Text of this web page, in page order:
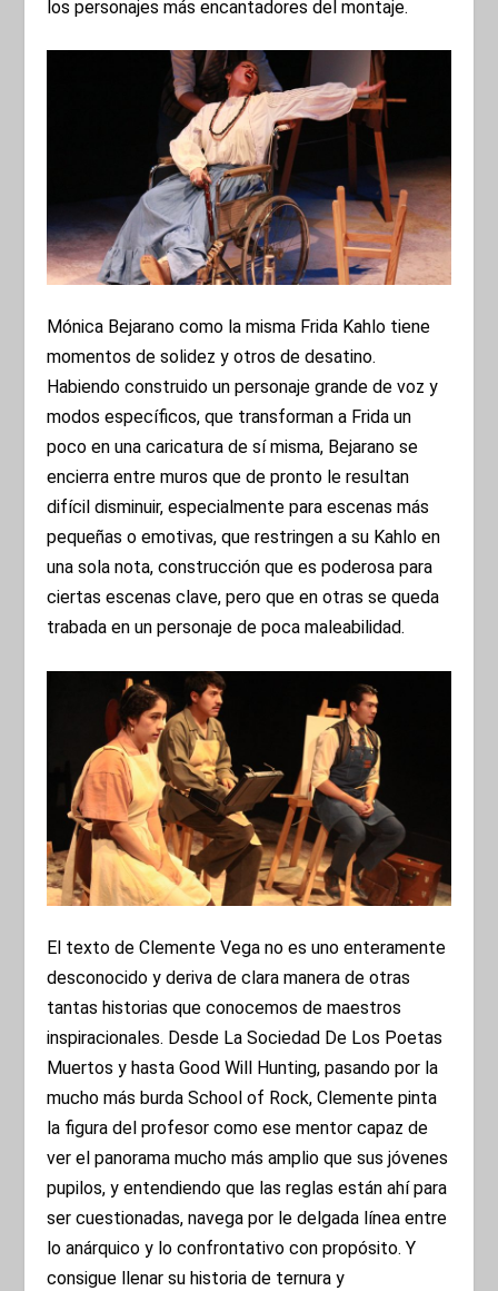
los personajes más encantadores del montaje.
Mónica Bejarano como la misma Frida Kahlo tiene
momentos de solidez y otros de desatino.
Habiendo construido un personaje grande de voz y
modos específicos, que transforman a Frida un
poco en una caricatura de sí misma, Bejarano se
encierra entre muros que de pronto le resultan
difícil disminuir, especialmente para escenas más
pequeñas o emotivas, que restringen a su Kahlo en
una sola nota, construcción que es poderosa para
ciertas escenas clave, pero que en otras se queda
trabada en un personaje de poca maleabilidad.
El texto de Clemente Vega no es uno enteramente
desconocido y deriva de clara manera de otras
tantas historias que conocemos de maestros
inspiracionales. Desde La Sociedad De Los Poetas
Muertos y hasta Good Will Hunting, pasando por la
mucho más burda School of Rock, Clemente pinta
la figura del profesor como ese mentor capaz de
ver el panorama mucho más amplio que sus jóvenes
pupilos, y entendiendo que las reglas están ahí para
ser cuestionadas, navega por le delgada línea entre
lo anárquico y lo confrontativo con propósito. Y
consigue llenar su historia de ternura y